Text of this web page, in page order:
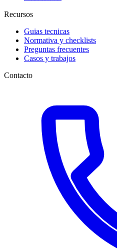
Recursos
Guias tecnicas
Normativa y checklists
Preguntas frecuentes
Casos y trabajos
Contacto